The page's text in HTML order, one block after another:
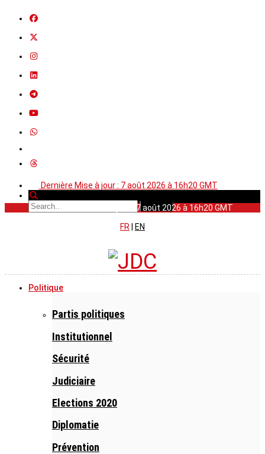
Dernière Mise à jour : 7 août 2026 à 16h20 GMT
Dernière Mise à jour : 7 août 2026 à 16h20 GMT
FR
EN
Politique
Partis politiques
Institutionnel
Sécurité
Judiciaire
Elections 2020
Diplomatie
Prévention